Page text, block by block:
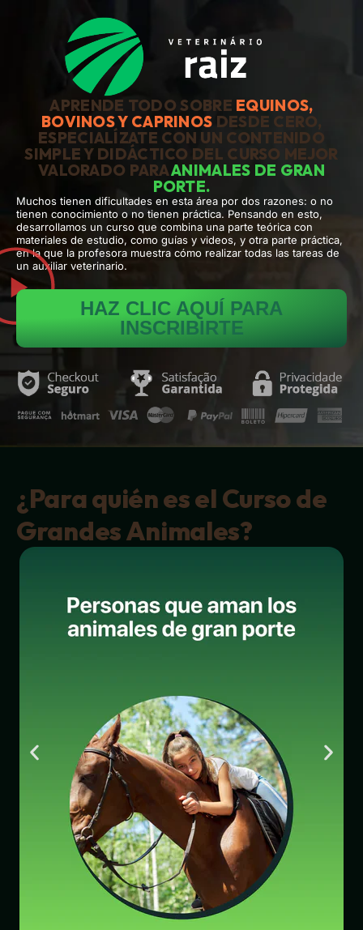
APRENDE TODO SOBRE EQUINOS,
BOVINOS Y CAPRINOS DESDE CERO,
ESPECIALÍZATE CON UN CONTENIDO
SIMPLE Y DIDÁCTICO DEL CURSO MEJOR
VALORADO PARAANIMALES DE GRAN
PORTE.
Muchos tienen dificultades en esta área por dos razones: o no
tienen conocimiento o no tienen práctica. Pensando en esto,
desarrollamos un curso que combina una parte teórica con
materiales de estudio, como guías y videos, y otra parte práctica,
en la que la profesora muestra cómo realizar todas las tareas de
un auxiliar veterinario.
HAZ CLIC AQUÍ PARA
INSCRIBIRTE
¿Para quién es el Curso de
Grandes Animales?